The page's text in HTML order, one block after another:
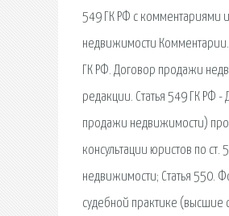
549 ГК РФ с комментариями
недвижимости
ГК РФ. Договор продажи
редакции. Статья 549 ГК РФ
продажи недвижимости)
консультации юристов по
недвижимости; Статья 550.
судебной практике (высшие